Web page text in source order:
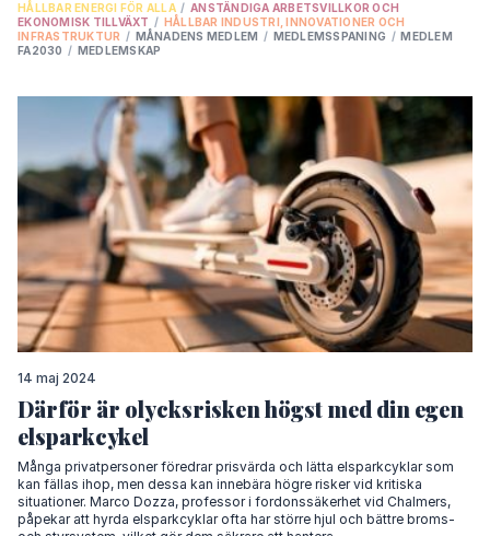
HÅLLBAR ENERGI FÖR ALLA / ANSTÄNDIGA ARBETSVILLKOR OCH
EKONOMISK TILLVÄXT / HÅLLBAR INDUSTRI, INNOVATIONER OCH
INFRASTRUKTUR / MÅNADENS MEDLEM / MEDLEMSSPANING / MEDLEM
FA2030 / MEDLEMSKAP
14 maj 2024
Därför är olycksrisken högst med din egen
elsparkcykel
Många privatpersoner föredrar prisvärda och lätta elsparkcyklar som
kan fällas ihop, men dessa kan innebära högre risker vid kritiska
situationer. Marco Dozza, professor i fordonssäkerhet vid Chalmers,
påpekar att hyrda elsparkcyklar ofta har större hjul och bättre broms-